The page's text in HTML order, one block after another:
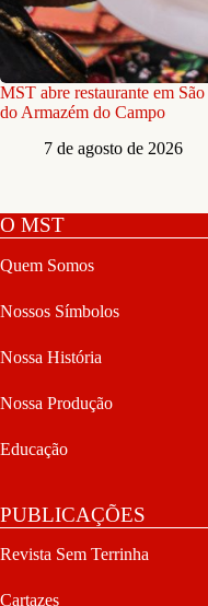
MST abre restaurante em
do Armazém do Campo
7 de agosto de 2026
O MST
Quem Somos
Nossos Símbolos
Nossa História
Nossa Produção
Educação
PUBLICAÇÕES
Revista Sem Terrinha
Cartazes